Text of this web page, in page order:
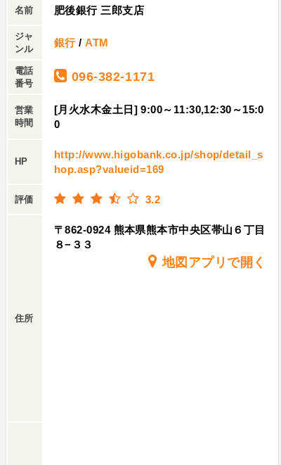
名前 肥後銀行 三郎支店
ジャ
ンル
銀行/ATM
電話
番号
096-382-1171
営業
時間
[月火水木金土日] 9:00～11:30,12:30～15:0
0
HP
http://www.higobank.co.jp/shop/detail_s
hop.asp?valueid=169
評価 3.2
住所
〒862-0924 熊本県熊本市中央区帯山６丁目
８−３３
地図アプリで開く